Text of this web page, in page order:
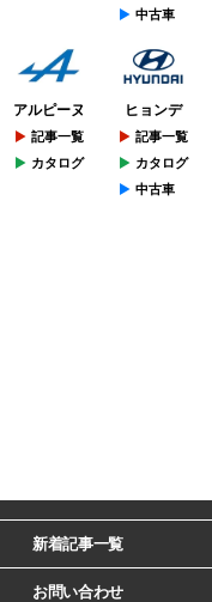
中古車
アルピーヌ
記事一覧
カタログ
ヒョンデ
記事一覧
カタログ
中古車
新着記事一覧
お問い合わせ